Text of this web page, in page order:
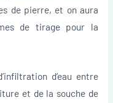
de pierre, et on aura
de tirage pour la
d’eau entre
et de la souche de